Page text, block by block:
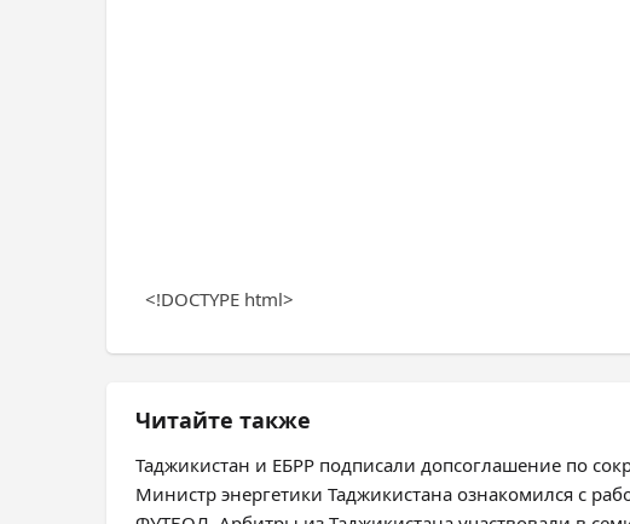
<!DOCTYPE html>
Читайте также
Таджикистан и ЕБРР подписали допсоглашение по
Министр энергетики Таджикистана ознакомился с